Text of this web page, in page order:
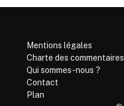
Mentions légales
Charte des commentaires
Qui sommes-nous ?
Contact
Plan